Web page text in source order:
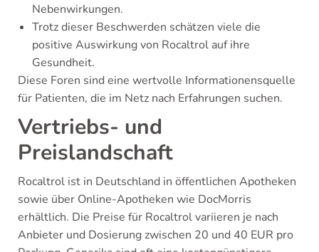
Nebenwirkungen.
Trotz dieser Beschwerden schätzen viele die
positive Auswirkung von Rocaltrol auf ihre
Gesundheit.
Diese Foren sind eine wertvolle Informationensquelle
für Patienten, die im Netz nach Erfahrungen suchen.
Vertriebs- und
Preislandschaft
Rocaltrol ist in Deutschland in öffentlichen Apotheken
sowie über Online-Apotheken wie DocMorris
erhältlich. Die Preise für Rocaltrol variieren je nach
Anbieter und Dosierung zwischen 20 und 40 EUR pro